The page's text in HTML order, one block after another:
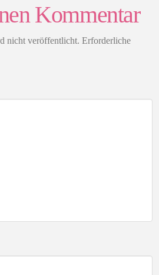
Kommentar
nicht veröffentlicht. Erforderliche